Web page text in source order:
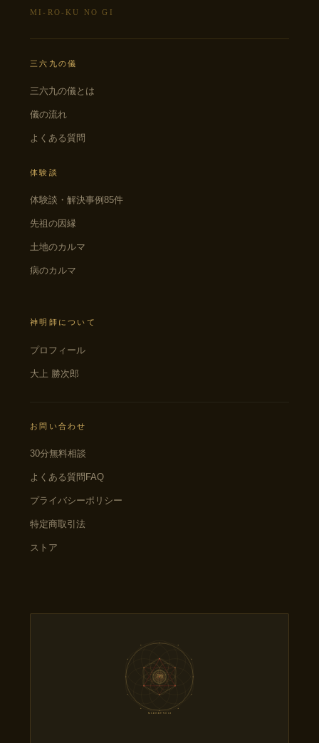
MI-RO-KU NO GI
三六九の儀
三六九の儀とは
儀の流れ
よくある質問
体験談
体験談・解決事例85件
先祖の因縁
土地のカルマ
病のカルマ
神明師について
プロフィール
大上 勝次郎
お問い合わせ
30分無料相談
よくある質問FAQ
プライバシーポリシー
特定商取引法
ストア
三六九
の 儀
MI-RO-KU NO GI